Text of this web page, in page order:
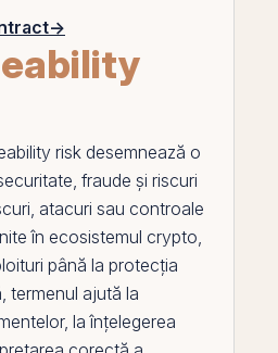
→
risk desemnează o
fraude și riscuri
atacuri sau controale
în ecosistemul crypto,
până la protecția
termenul ajută la
la înțelegerea